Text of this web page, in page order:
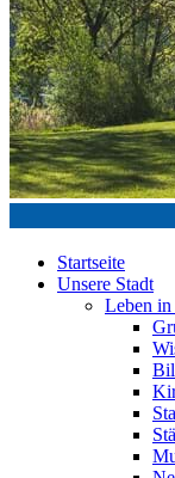
Startseite
Unsere Stadt
Leben